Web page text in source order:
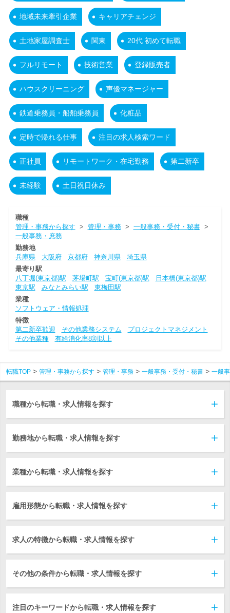
地域未来牽引企業 キャリアチェンジ
土地家屋調査士 関東 20代 初めて転職
フルリモート 技術営業 登録販売者
ハウスクリーニング 声優マネージャー
鉄道乗務員・船舶乗務員 化粧品
定時で帰れる仕事 注目の求人検索ワード
正社員 リモートワーク・在宅勤務 第二新卒
未経験 土日祝日休み
職種
管理・事務から探す > 管理・事務> 一般事務・受付・秘書>
一般事務・庶務
勤務地
兵庫県
大阪府 京都府 神奈川県
埼玉県
最寄り駅
八丁堀(東京都)駅
茅場町駅 宝町(東京都)駅
日本橋(東京都)駅
東京駅
みなとみらい駅
東梅田駅
業種
ソフトウェア・情報処理
特徴
第二新卒歓迎
その他業務システム
プロジェクトマネジメント
その他業種
有給消化率8割以上
転職TOP 管理・事務から探す 管理・事務 一般事務・受付・秘書 一般
職種から転職・求人情報を探す
勤務地から転職・求人情報を探す
業種から転職・求人情報を探す
雇用形態から転職・求人情報を探す
求人の特徴から転職・求人情報を探す
その他の条件から転職・求人情報を探す
注目のキーワードから転職・求人情報を探す